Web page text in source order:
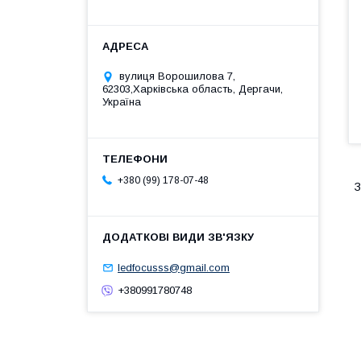
вулиця Ворошилова 7,
62303,Харківська область, Дергачи,
Україна
+380 (99) 178-07-48
ledfocusss@gmail.com
+380991780748